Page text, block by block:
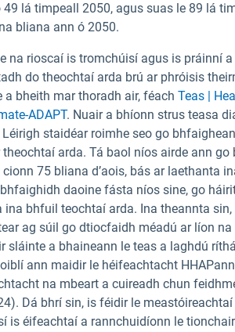
lá timpeall 2050, agus suas le 89 lá
bliana ann ó 2050.
na rioscaí is tromchúisí agus is práinní
do theochtaí arda brú ar phróisis
bheith mar thoradh air, féach Teas |
ADAPT. Nuair a bhíonn strus teasa
staidéar roimhe seo go
arda. Tá baol níos airde ann
75 bliana d’aois, bás ar laethanta
daoine fásta níos sine, go
ina bhfuil teochtaí arda. Ina theannta
ag súil go dtiocfaidh méadú ar líon
sláinte a bhaineann le teas a laghdú
ann maidir le héifeachtacht
na mbeart a cuireadh chun
Dá bhrí sin, is féidir le
is éifeachtaí a rannchuidíonn le